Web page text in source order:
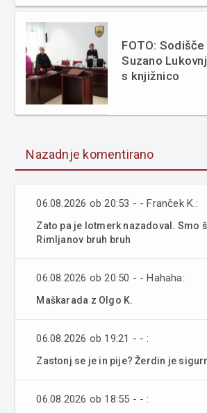
FOTO:
Suzano
s knjižnico
Nazadnje komentirano
06.08.2026 ob 20:53 - - Franček K.:
Zato pa je lotmerk nazadoval. Smo
Rimljanov bruh bruh
06.08.2026 ob 20:50 - - Hahaha:
Maškarada z Olgo K.
06.08.2026 ob 19:21 - - :
Zastonj se je in pije? Žerdin je
06.08.2026 ob 18:55 - - :